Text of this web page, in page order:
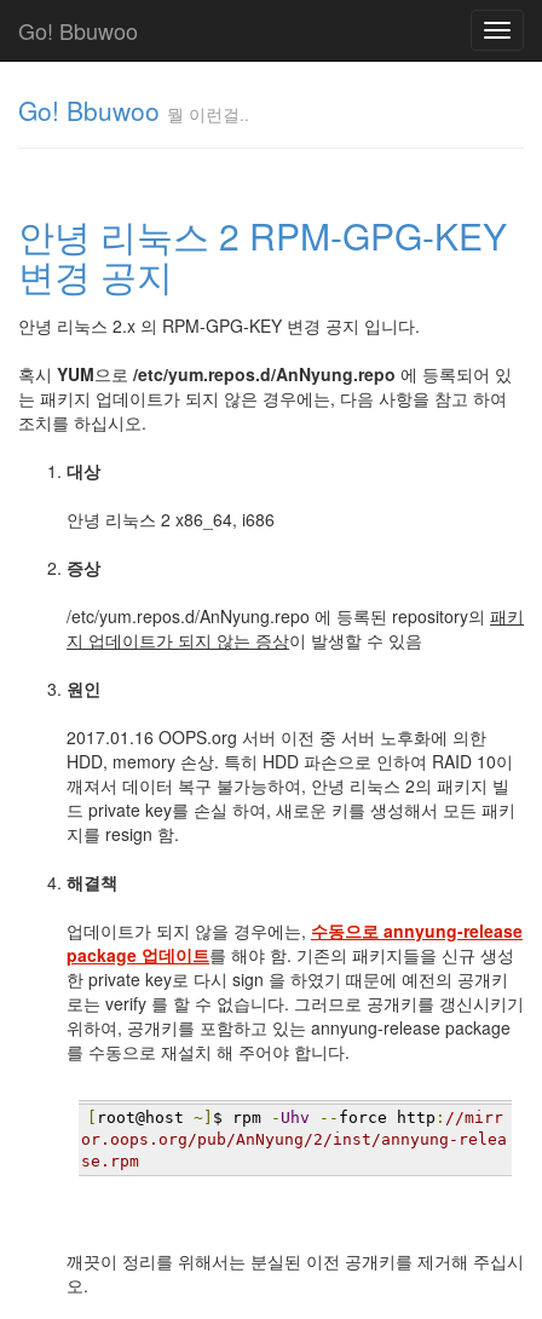
Go! Bbuwoo
Go! Bbuwoo 뭘 이런걸..
안녕 리눅스 2 RPM-GPG-KEY
변경 공지
안녕 리눅스 2.x 의 RPM-GPG-KEY 변경 공지 입니다.
혹시 YUM으로 /etc/yum.repos.d/AnNyung.repo 에 등록되어 있
는 패키지 업데이트가 되지 않은 경우에는, 다음 사항을 참고 하여
조치를 하십시오.
대상
안녕 리눅스 2 x86_64, i686
증상
/etc/yum.repos.d/AnNyung.repo 에 등록된 repository의 패키
지 업데이트가 되지 않는 증상이 발생할 수 있음
원인
2017.01.16 OOPS.org 서버 이전 중 서버 노후화에 의한
HDD, memory 손상. 특히 HDD 파손으로 인하여 RAID 10이
깨져서 데이터 복구 불가능하여, 안녕 리눅스 2의 패키지 빌
드 private key를 손실 하여, 새로운 키를 생성해서 모든 패키
지를 resign 함.
해결책
업데이트가 되지 않을 경우에는, 수동으로 annyung-release
package 업데이트를 해야 함. 기존의 패키지들을 신규 생성
한 private key로 다시 sign 을 하였기 때문에 예전의 공개키
로는 verify 를 할 수 없습니다. 그러므로 공개키를 갱신시키기
위하여, 공개키를 포함하고 있는 annyung-release package
를 수동으로 재설치 해 주어야 합니다.
root@host ~] $ rpm - Uhv -- force http : //mirr
or.oops.org/pub/AnNyung/2/inst/annyung-relea
se.rpm
깨끗이 정리를 위해서는 분실된 이전 공개키를 제거해 주십시
오.
걸..
김
정
균
Tag
Cloud
AnNyung
Firefox
Mozilla
L10N
AnNyung